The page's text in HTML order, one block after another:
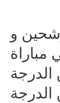
و
مباراة